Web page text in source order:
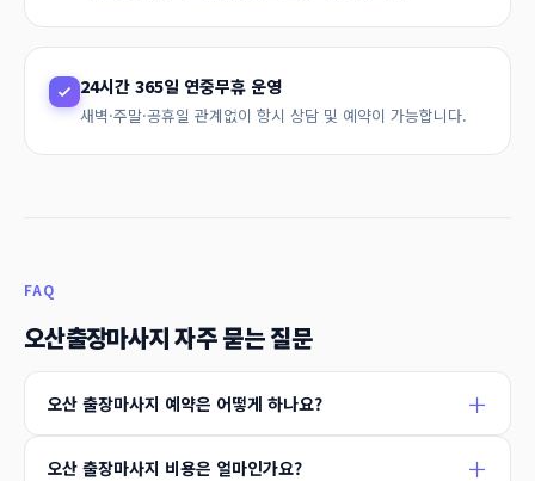
24시간 365일 연중무휴 운영
새벽·주말·공휴일 관계없이 항시 상담 및 예약이 가능합니다.
FAQ
오산출장마사지 자주 묻는 질문
오산 출장마사지 예약은 어떻게 하나요?
오산 출장마사지 비용은 얼마인가요?